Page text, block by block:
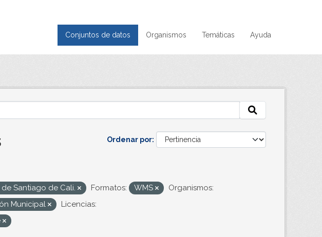
Conjuntos de datos Organismos Temáticas Ayuda
Ordenar por
Santiago de Cali. Formatos: WMS
Organismos:
Municipal
Licencias: